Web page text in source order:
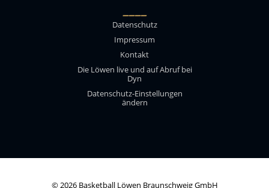
____
Datenschutz
Impressum
Kontakt
Die Löwen live und auf Abruf bei
Dyn
Datenschutz-Einstellungen
ändern
© 2026 Basketball Löwen Braunschweig GmbH